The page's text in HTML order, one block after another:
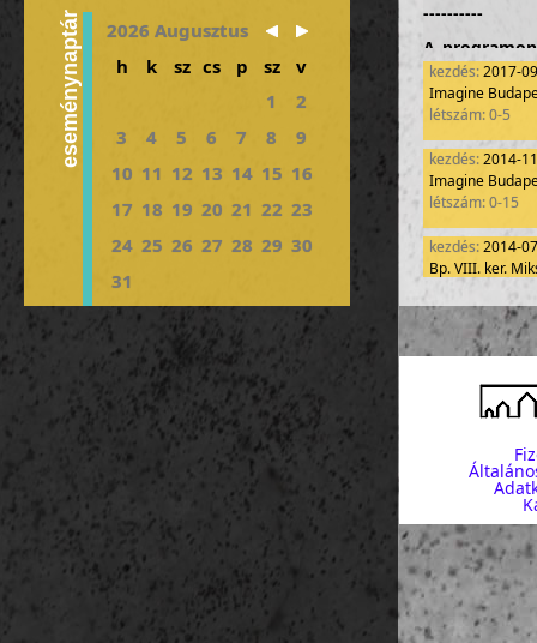
eseménynaptár
2026 Augusztus
h
k sz cs p sz
v
1
2
3
4 5 6 7 8
9
10 11 12 13 14 15 16
17 18 19 20 21 22 23
24 25 26 27 28 29 30
31
----------
A
Imagine
mértéke a
2014.12.31
kezdés:2017-
Imagine
létszám: 0-5
kezdés:2014-
Imagine
létszám: 0-15
kezdés:2014-
Bp. VIII. ker.
kezdés:2014-
Bp. VIII. ker.
2014-
Bp. VIII. ker.
létszám: 0-15